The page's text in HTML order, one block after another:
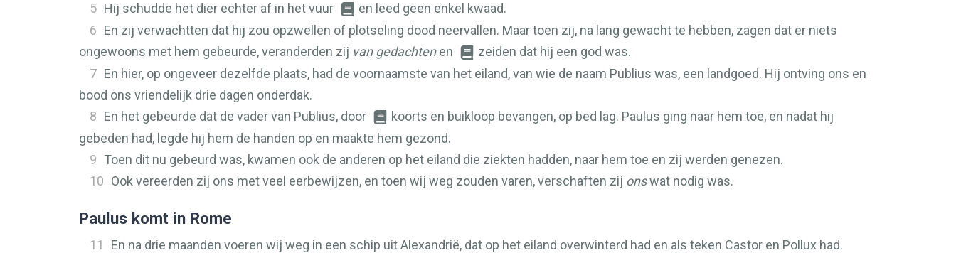
5 Hij schudde het dier echter af in het vuur
en leed geen enkel kwaad.
6 En zij verwachtten dat hij zou opzwellen of plotseling dood neervallen. Maar toen zij, na lang gewacht te hebben, zagen dat er niets
ongewoons met hem gebeurde, veranderden zij van gedachtenen
zeiden dat hij een god was.
7 En hier, op ongeveer dezelfde plaats, had de voornaamste van het eiland, van wie de naam Publius was, een landgoed. Hij ontving ons en
bood ons vriendelijk drie dagen onderdak.
8 En het gebeurde dat de vader van Publius, door
koorts en buikloop bevangen, op bed lag. Paulus ging naar hem toe, en nadat hij
gebeden had, legde hij hem de handen op en maakte hem gezond.
9 Toen dit nu gebeurd was, kwamen ook de anderen op het eiland die ziekten hadden, naar hem toe en zij werden genezen.
10 Ook vereerden zij ons met veel eerbewijzen, en toen wij weg zouden varen, verschaften zij onswat nodig was.
Paulus komt in Rome
11
En na drie maanden voeren wij weg in een schip uit Alexandrië, dat op het eiland overwinterd had en als teken Castor en Pollux had.